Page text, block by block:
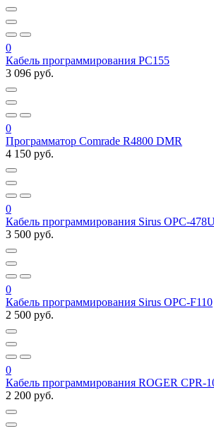
0
Кабель программирования PC155
3 096 руб.
0
Программатор Comrade R4800 DMR
4 150 руб.
0
Кабель программирования Sirus OPC-
3 500 руб.
0
Кабель программирования Sirus OPC-F110
2 500 руб.
0
Кабель программирования ROGER CPR-
2 200 руб.